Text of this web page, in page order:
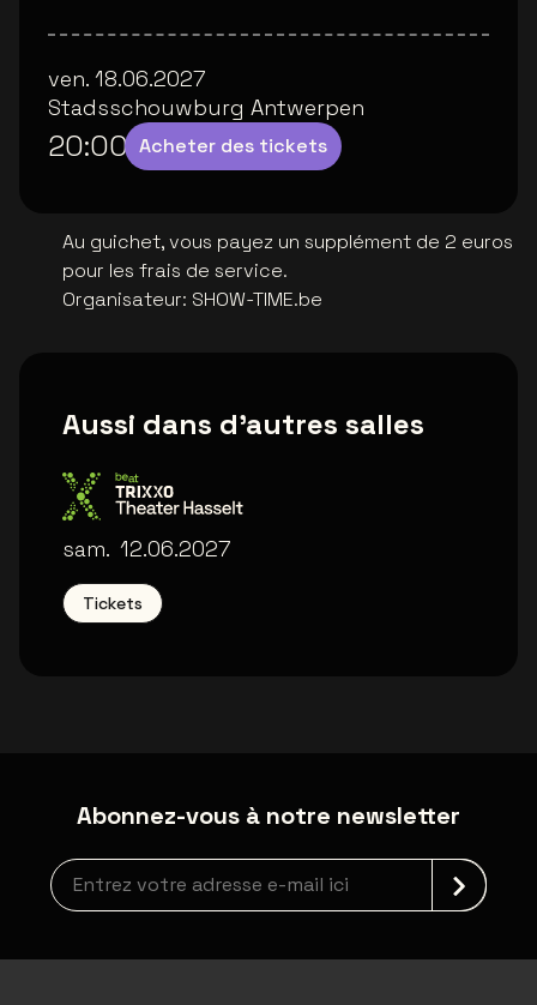
ven. 18.06.2027
Stadsschouwburg Antwerpen
20:00 Acheter des tickets
Au guichet, vous payez un supplément de 2 euros
pour les frais de service.
Organisateur: SHOW-TIME.be
Aussi dans d'autres salles
Trixxo Theater
sam. 12.06.2027
Tickets
Abonnez-vous à notre newsletter
Inscription à la newsletter